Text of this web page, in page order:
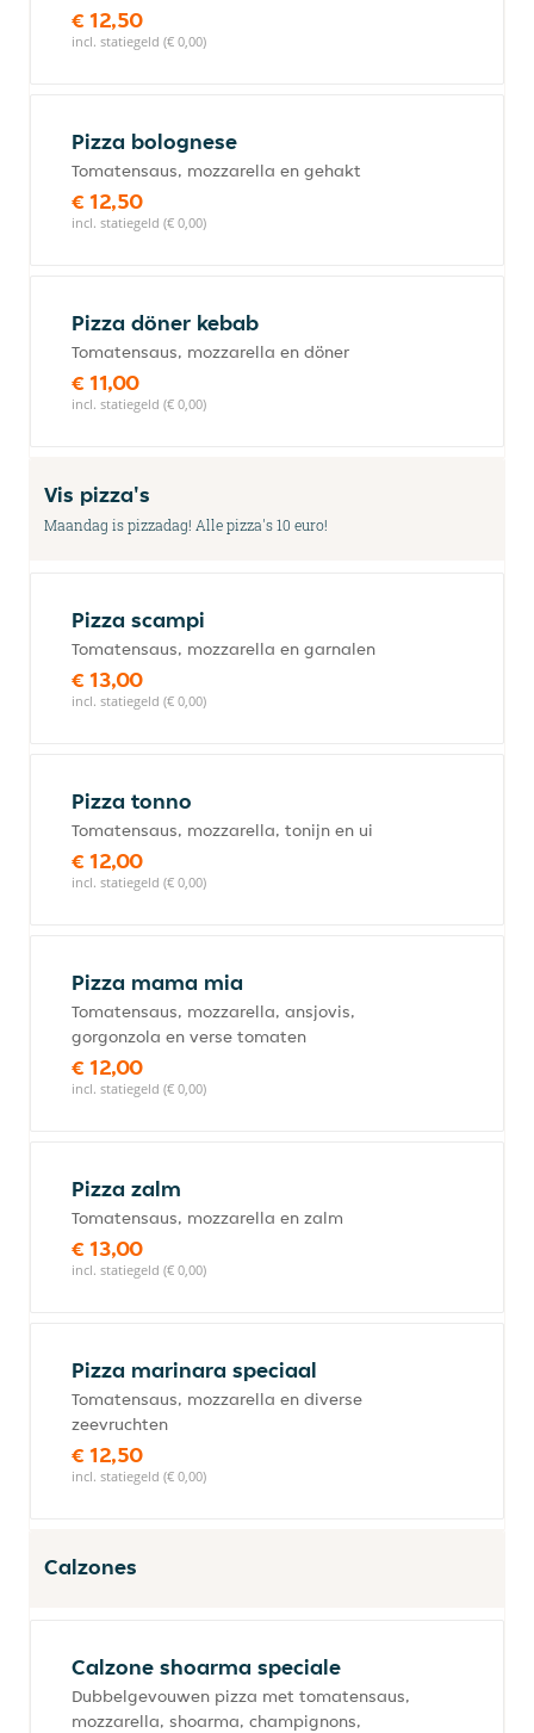
€ 12,50
incl. statiegeld (€ 0,00)
Pizza bolognese
Tomatensaus, mozzarella en gehakt
€ 12,50
incl. statiegeld (€ 0,00)
Pizza döner kebab
Tomatensaus, mozzarella en döner
€ 11,00
incl. statiegeld (€ 0,00)
Vis pizza's
Maandag is pizzadag! Alle pizza's 10 euro!
Pizza scampi
Tomatensaus, mozzarella en garnalen
€ 13,00
incl. statiegeld (€ 0,00)
Pizza tonno
Tomatensaus, mozzarella, tonijn en ui
€ 12,00
incl. statiegeld (€ 0,00)
Pizza mama mia
Tomatensaus, mozzarella, ansjovis,
gorgonzola en verse tomaten
€ 12,00
incl. statiegeld (€ 0,00)
Pizza zalm
Tomatensaus, mozzarella en zalm
€ 13,00
incl. statiegeld (€ 0,00)
Pizza marinara speciaal
Tomatensaus, mozzarella en diverse
zeevruchten
€ 12,50
incl. statiegeld (€ 0,00)
Calzones
Calzone shoarma speciale
Dubbelgevouwen pizza met tomatensaus,
mozzarella, shoarma, champignons,